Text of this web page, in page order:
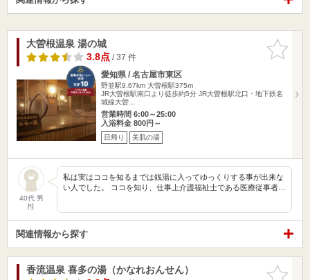
お気に入
りに追加
大曽根温泉 湯の城
3.8点/ 37 件
愛知県 / 名古屋市東区
野並駅9.67km 大曽根駅375m
JR大曽根駅南口より徒歩約5分 JR大曽根駅北口・地下鉄名
城線大曽…
営業時間 6:00～25:00
入浴料金 800円～
日帰り 美肌の湯
40代 男
性
私は実はココを知るまでは銭湯に入ってゆっくりする事が出来な
い人でした。 ココを知り、仕事上介護福祉士である医療従事者…
関連情報から探す
お気に入
香流温泉 喜多の湯（かなれおんせん）